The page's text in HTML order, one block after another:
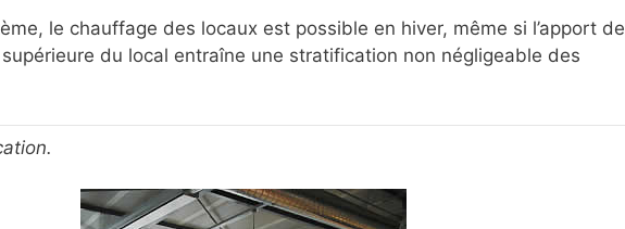
le chauffage des locaux est possible en hiver, même si l’apport de
du local entraîne une stratification non négligeable des